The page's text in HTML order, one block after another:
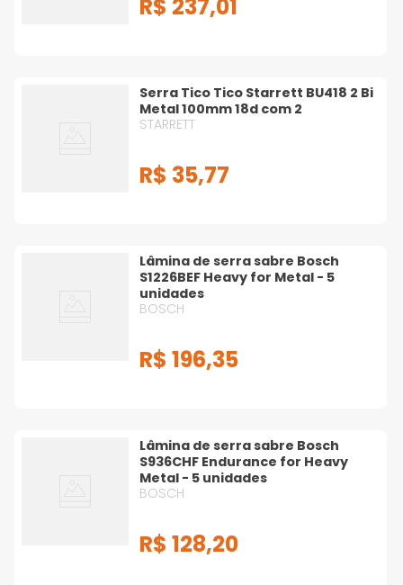
R$ 237,01
Serra Tico Tico Starrett BU418 2 Bi
Metal 100mm 18d com 2
STARRETT
R$ 35,77
Lâmina de serra sabre Bosch
S1226BEF Heavy for Metal - 5
unidades
BOSCH
R$ 196,35
Lâmina de serra sabre Bosch
S936CHF Endurance for Heavy
Metal - 5 unidades
BOSCH
R$ 128,20